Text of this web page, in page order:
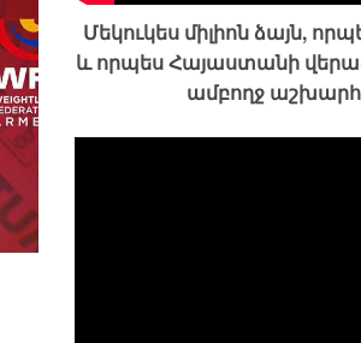
Մեկուկես միլիոն ձայն,
և որպես Հայաստանի
ամբողջ